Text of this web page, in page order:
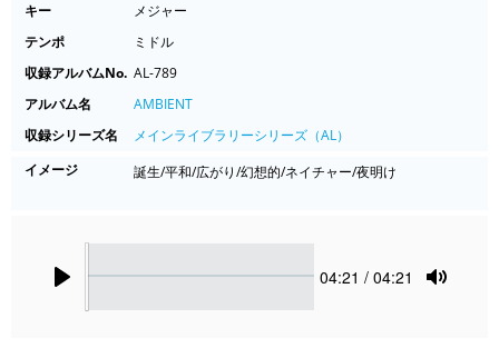
キー
メジャー
テンポ
ミドル
収録アルバムNo. AL-789
アルバム名
AMBIENT
収録シリーズ名
メインライブラリーシリーズ（AL）
イメージ
誕生/平和/広がり/幻想的/ネイチャー/夜明け
Current
04:21 / 04:21